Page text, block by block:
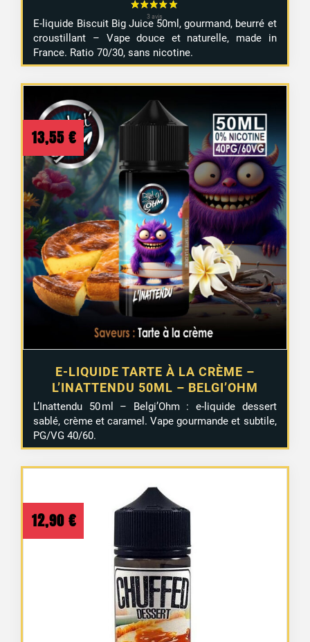
E-liquide Biscuit Big Juice 50ml, gourmand, beurré et
croustillant – Vape douce et naturelle, made in
France. Ratio 70/30, sans nicotine.
E-LIQUIDE TARTE À LA CRÈME –
L’INATTENDU 50ML – BELGI’OHM
13,55 €
L’Inattendu 50 ml – Belgi’Ohm : e-liquide dessert
sablé, crème et caramel. Vape gourmande et subtile,
PG/VG 40/60.
12,90 €